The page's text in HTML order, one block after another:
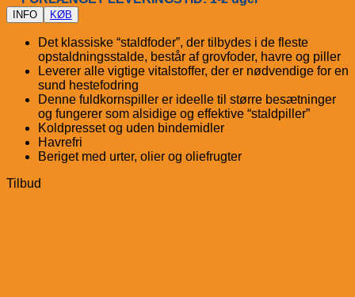
INFO KØB
Det klassiske “staldfoder”, der tilbydes i de fleste
opstaldningsstalde, består af grovfoder, havre og piller
Leverer alle vigtige vitalstoffer, der er nødvendige for en
sund hestefodring
Denne fuldkornspiller er ideelle til større besætninger
og fungerer som alsidige og effektive “staldpiller”
Koldpresset og uden bindemidler
Havrefri
Beriget med urter, olier og oliefrugter
Tilbud